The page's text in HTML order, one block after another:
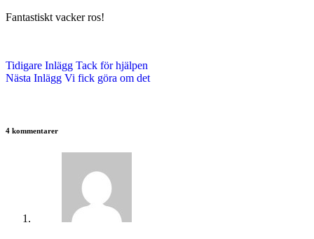
Fantastiskt vacker ros!
Tidigare Inlägg Tack för hjälpen
Nästa Inlägg Vi fick göra om det
4 kommentarer